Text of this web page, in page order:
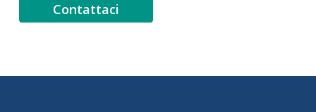
Contattaci